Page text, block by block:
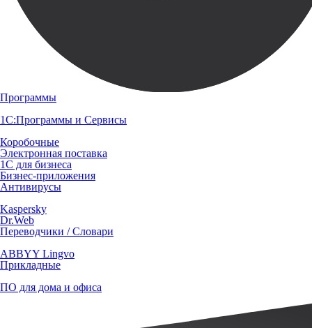
Программы
1С:Программы и Сервисы
Коробочные
Электронная поставка
1С для бизнеса
Бизнес-приложения
Антивирусы
Kaspersky
Dr.Web
Переводчики / Словари
ABBYY Lingvo
Прикладные
ПО для дома и офиса